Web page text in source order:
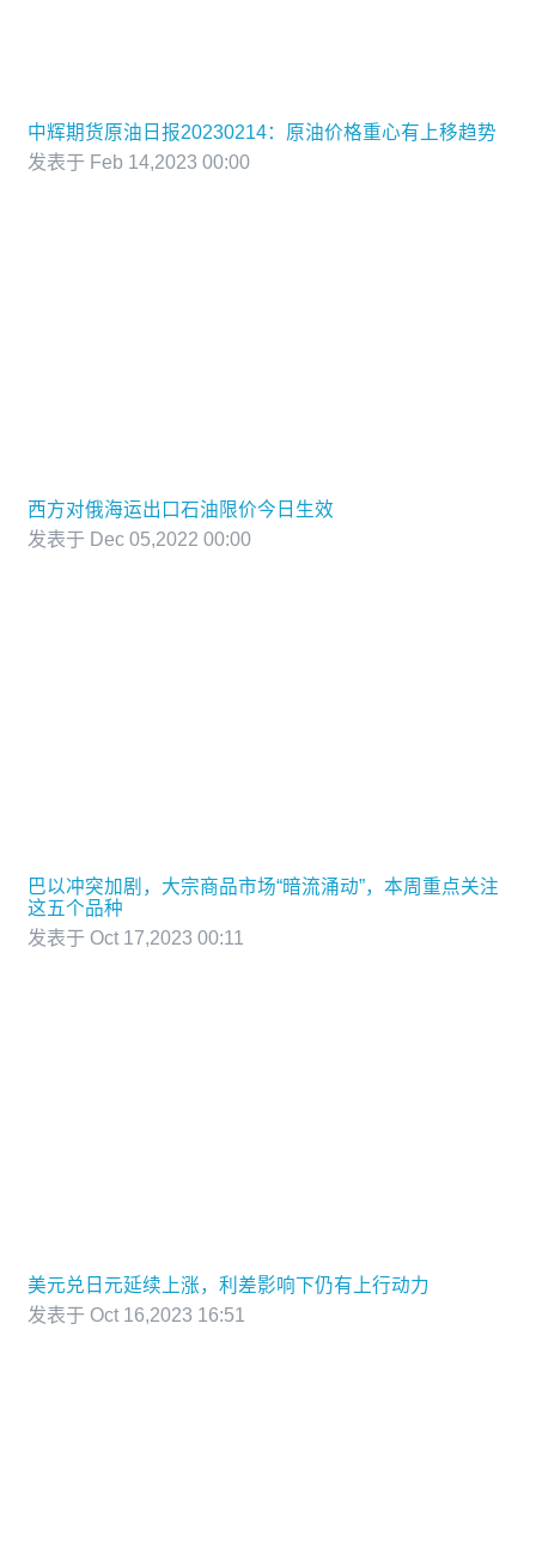
中辉期货原油日报20230214：原油价格重心有上移趋势
发表于 Feb 14,2023 00:00
西方对俄海运出口石油限价今日生效
发表于 Dec 05,2022 00:00
巴以冲突加剧，大宗商品市场“暗流涌动”，本周重点关注
这五个品种
发表于 Oct 17,2023 00:11
美元兑日元延续上涨，利差影响下仍有上行动力
发表于 Oct 16,2023 16:51